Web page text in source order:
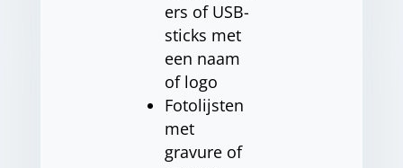
ers of USB-
sticks met
een naam
of logo
Fotolijsten
met
gravure of